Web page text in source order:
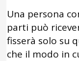
Una persona
parti può
fisserà solo su
che il modo in